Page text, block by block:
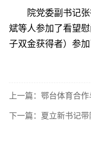
院党委副书记
斌等人参加了看望
子双金获得者）参加
上一篇：鄂台体育合
下一篇：夏立新书记